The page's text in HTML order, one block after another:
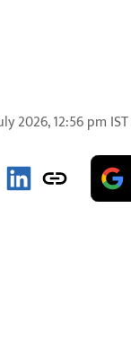
2026, 12:56 pm IST